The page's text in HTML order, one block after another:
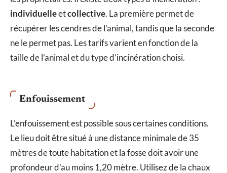
individuelleetcollective. La première permet de
récupérer les cendres de l’animal, tandis que la seconde
ne le permet pas. Les tarifs varient en fonction de la
taille de l’animal et du type d’incinération choisi.
Enfouissement
L’enfouissement est possible sous certaines conditions.
Le lieu doit être situé à une distance minimale de 35
mètres de toute habitation et la fosse doit avoir une
profondeur d’au moins 1,20 mètre. Utilisez de la chaux